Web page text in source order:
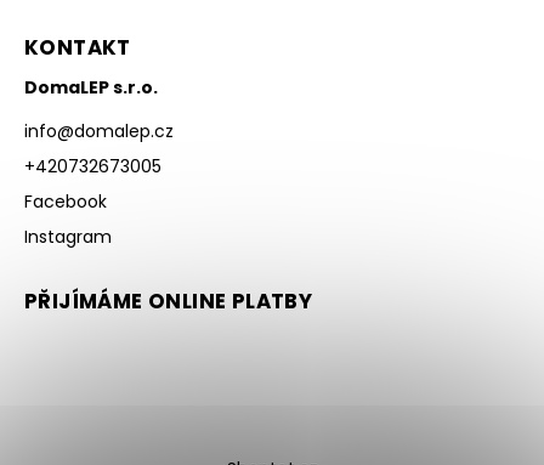
KONTAKT
DomaLEP s.r.o.
info@domalep.cz
+420732673005
Facebook
Instagram
PŘIJÍMÁME ONLINE PLATBY